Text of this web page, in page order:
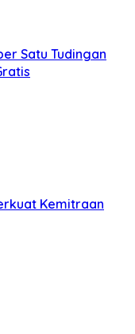
Satu Tudingan
Kemitraan